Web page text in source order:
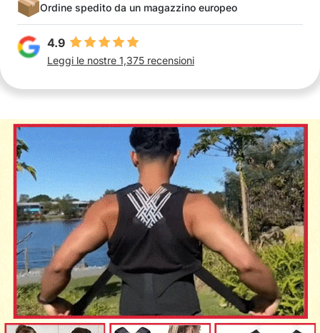
Ordine spedito da un magazzino europeo
4.9
Leggi le nostre 1,375 recensioni